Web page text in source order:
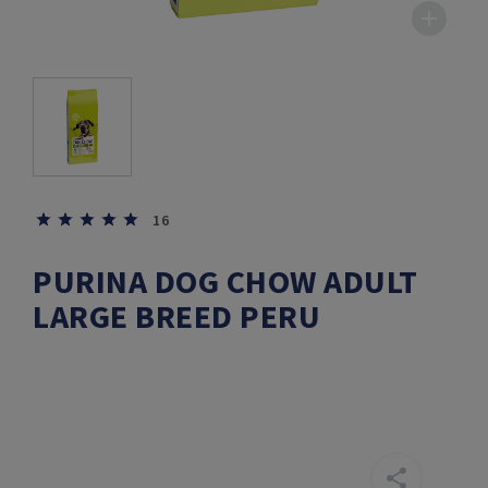
16
PURINA DOG CHOW ADULT
LARGE BREED PERU